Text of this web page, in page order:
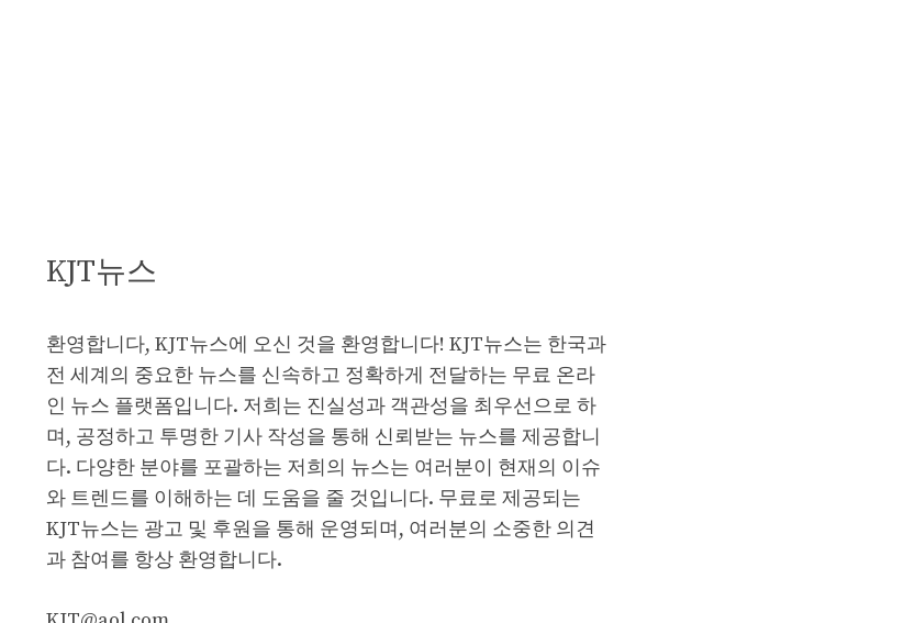
KJT뉴스
환영합니다, KJT뉴스에 오신 것을 환영합니다! KJT뉴스는 한국과
전 세계의 중요한 뉴스를 신속하고 정확하게 전달하는 무료 온라
인 뉴스 플랫폼입니다. 저희는 진실성과 객관성을 최우선으로 하
며, 공정하고 투명한 기사 작성을 통해 신뢰받는 뉴스를 제공합니
다. 다양한 분야를 포괄하는 저희의 뉴스는 여러분이 현재의 이슈
와 트렌드를 이해하는 데 도움을 줄 것입니다. 무료로 제공되는
KJT뉴스는 광고 및 후원을 통해 운영되며, 여러분의 소중한 의견
과 참여를 항상 환영합니다.